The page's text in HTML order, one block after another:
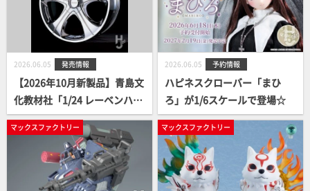
2026.06.05 発売情報
【2026年10月新製品】青島文
化教材社「1/24 レーベンハー
ト LD5 LX 19インチ」
2026.06.05 予約情報
ハピネスクローバー「まひ
ろ」が1/6スケールで登場☆
マックスファクトリー マックスファクトリー